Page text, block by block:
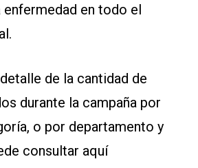
en todo el
de la cantidad de
durante la campaña por
o por departamento y
consultar aquí